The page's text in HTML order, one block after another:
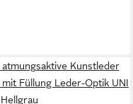
Kunstleder
Füllung Leder-Optik UNI